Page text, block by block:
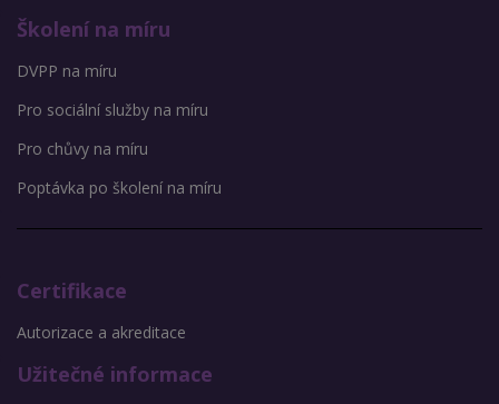
Školení na míru
DVPP na míru
Pro sociální služby na míru
Pro chůvy na míru
Poptávka po školení na míru
Certifikace
Autorizace a akreditace
Užitečné informace